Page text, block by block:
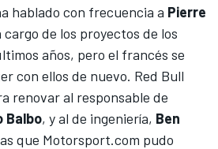
hablado con frecuencia a Pierre
de los proyectos de los
años, pero el francés se
con ellos de nuevo. Red Bull
renovar al responsable de
Balbo, y al de ingeniería, Ben
que Motorsport.com pudo